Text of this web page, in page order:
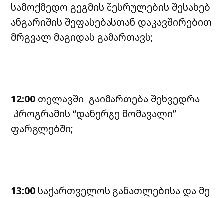
სამოქმედო გეგმის შესრულების შესახებ
ანგარიშის შეფასებასთან დაკავშირებით
მრგვალ მაგიდას გამართავს;
12:00 თელავში გაიმართება შეხვედრა
პროგრამის “დანერგე მომავალი”
ფარგლებში;
13:00 საქართველოს განათლებისა და მე